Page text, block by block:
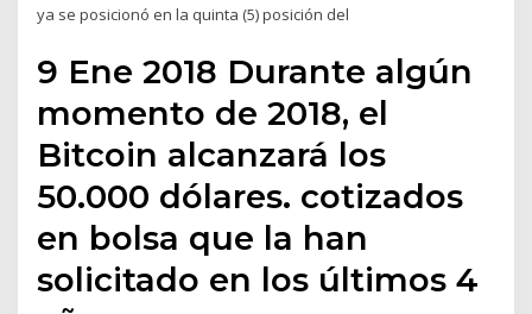
ya se posicionó en la quinta (5) posición del
9 Ene 2018 Durante algún
momento de 2018, el
Bitcoin alcanzará los
50.000 dólares. cotizados
en bolsa que la han
solicitado en los últimos 4